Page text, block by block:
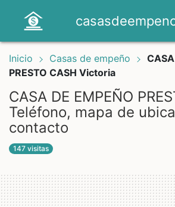
Inicio Casas de empeño
PRESTO CASH Victoria
CASA DE EMPEÑO
Teléfono, mapa de
contacto
147 visitas